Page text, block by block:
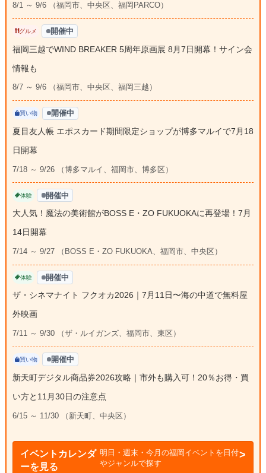
8/1 ～ 9/6 （福岡市、中央区、福岡PARCO）
グルメ 開催中
福岡三越でWIND BREAKER 5周年原画展 8月7日開幕！サイン会
情報も
8/7 ～ 9/6 （福岡市、中央区、福岡三越）
買い物 開催中
夏目友人帳 エポスカード期間限定ショップが博多マルイで7月18
日開幕
7/18 ～ 9/26 （博多マルイ、福岡市、博多区）
体験 開催中
大人気！魔法の美術館がBOSS E・ZO FUKUOKAに再登場！7月
14日開幕
7/14 ～ 9/27 （BOSS E・ZO FUKUOKA、福岡市、中央区）
体験 開催中
ザ・シネマナイト フクオカ2026｜7月11日〜海の中道で無料屋
外映画
7/11 ～ 9/30 （ザ・ルイガンズ、福岡市、東区）
買い物 開催中
新天町デジタル商品券2026攻略｜市外も購入可！20％お得・買
い方と11月30日の注意点
6/15 ～ 11/30 （新天町、中央区）
イベントカレンダ
ーを見る
明日・週末・今月の福岡イベントを日付
やジャンルで探す